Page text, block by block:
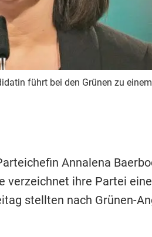
führt bei den Grünen zu
Annalena
verzeichnet ihre Partei
stellten nach Grünen-